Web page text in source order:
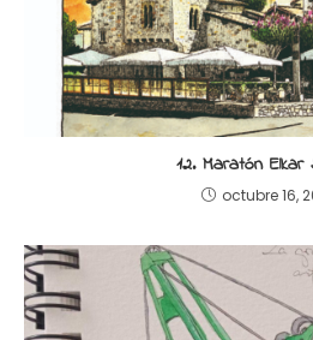
12. Maratón Elkar
octubre 16,